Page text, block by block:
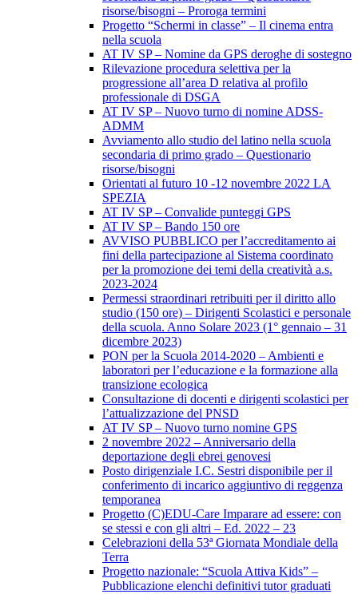
risorse/bisogni – Proroga termini
Progetto “Schermi in classe” – Il cinema entra
nella scuola
AT IV SP – Nomine da GPS deroghe di sostegno
Rilevazione procedura selettiva per la
progressione all’area D relativa al profilo
professionale di DSGA
AT IV SP – Nuovo turno di nomine ADSS-
ADMM
Avviamento allo studio del latino nella scuola
secondaria di primo grado – Questionario
risorse/bisogni
Orientati al futuro 10 -12 novembre 2022 LA
SPEZIA
AT IV SP – Convalide punteggi GPS
AT IV SP – Bando 150 ore
AVVISO PUBBLICO per l’accreditamento ai
fini della partecipazione al Sistema coordinato
per la promozione dei temi della creatività a.s.
2023-2024
Permessi straordinari retribuiti per il diritto allo
studio (150 ore) – Dirigenti Scolastici e personale
della scuola. Anno Solare 2023 (1° gennaio – 31
dicembre 2023)
PON per la Scuola 2014-2020 – Ambienti e
laboratori per l’educazione e la formazione alla
transizione ecologica
Consultazione di docenti e dirigenti scolastici per
l’attualizzazione del PNSD
AT IV SP – Nuovo turno nomine GPS
2 novembre 2022 – Anniversario della
deportazione degli ebrei genovesi
Posto dirigenziale I.C. Sestri disponibile per il
conferimento di incarico aggiuntivo di reggenza
temporanea
Progetto (C)EDU-Care Imparare ad essere: con
se stessi e con gli altri – Ed. 2022 – 23
Celebrazioni della 53ª Giornata Mondiale della
Terra
Progetto nazionale: “Scuola Attiva Kids” –
Pubblicazione elenchi definitivi tutor graduati